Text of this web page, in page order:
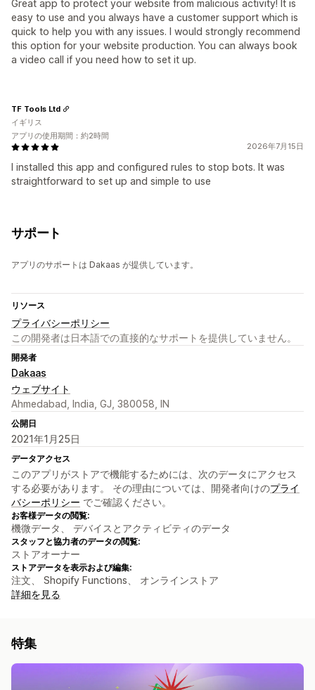
Great app to protect your website from malicious activity! It is
easy to use and you always have a customer support which is
quick to help you with any issues. I would strongly recommend
this option for your website production. You can always book
a video call if you need how to set it up.
2026年7月15日
I installed this app and configured rules to stop bots. It was
straightforward to set up and simple to use
TF Tools Ltd
イギリス
アプリの使用期間：約2時間
サポート
アプリのサポートは Dakaas が提供しています。
リソース
プライバシーポリシー
この開発者は日本語での直接的なサポートを提供していません。
開発者
Dakaas
ウェブサイト
Ahmedabad, India, GJ, 380058, IN
公開日
2021年1月25日
データアクセス
このアプリがストアで機能するためには、次のデータにアクセス
する必要があります。 その理由については、開発者向けのプライ
バシーポリシー でご確認ください。
お客様データの閲覧:
機微データ、 デバイスとアクティビティのデータ
スタッフと協力者のデータの閲覧:
ストアオーナー
ストアデータを表示および編集:
注文、 Shopify Functions、 オンラインストア
詳細を見る
特集